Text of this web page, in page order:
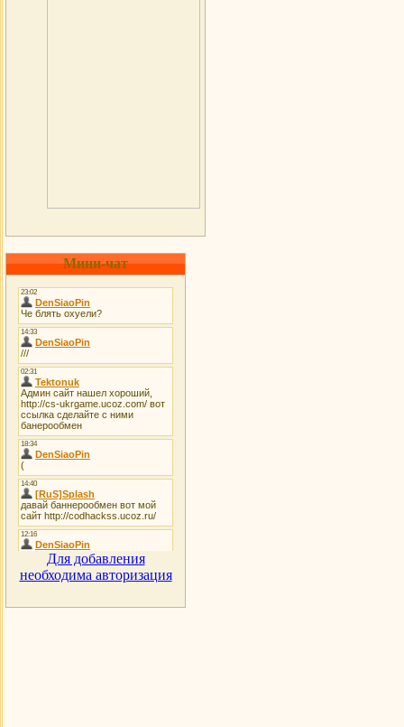
Мини-чат
Для добавления
необходима авторизация